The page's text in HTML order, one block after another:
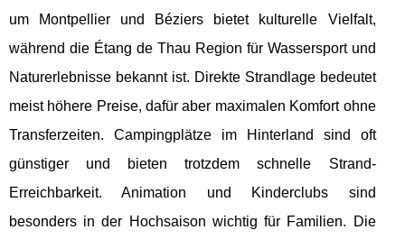
um Montpellier und Béziers bietet kulturelle Vielfalt,
während die Étang de Thau Region für Wassersport und
Naturerlebnisse bekannt ist. Direkte Strandlage bedeutet
meist höhere Preise, dafür aber maximalen Komfort ohne
Transferzeiten. Campingplätze im Hinterland sind oft
günstiger und bieten trotzdem schnelle Strand-
Erreichbarkeit. Animation und Kinderclubs sind
besonders in der Hochsaison wichtig für Familien. Die